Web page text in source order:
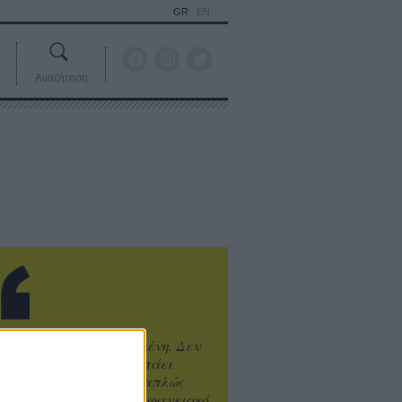
GR EN
Αναζήτηση
είναι υπερτιμημένη. Δεν
καλύτερο, δεν σε πάει
η επιτυχία. Είναι απλώς